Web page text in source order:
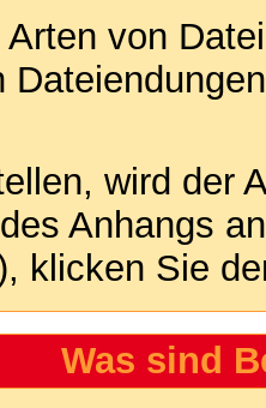
von
wird der
Anhangs
klicken Sie
Was sind